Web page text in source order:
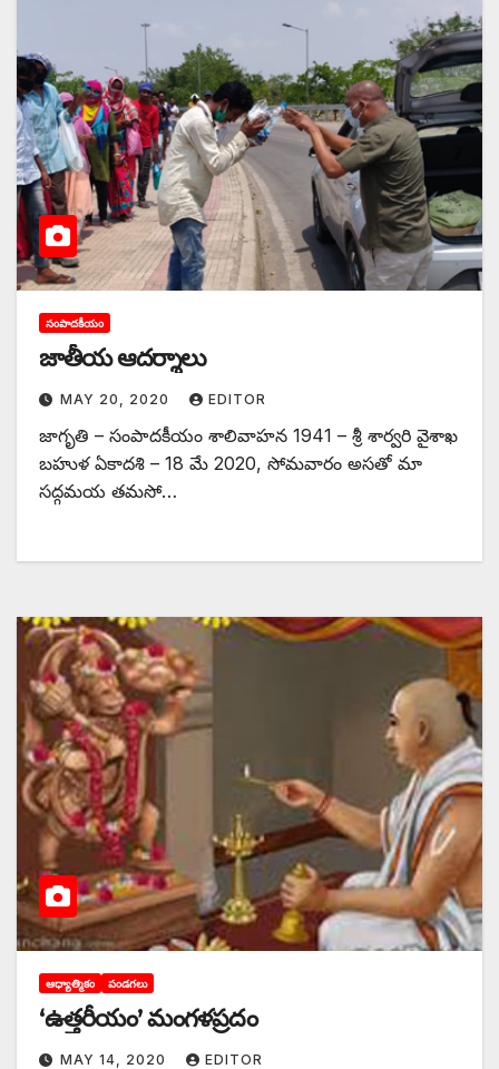
సంపాదకీయం
‌జాతీయ ఆదర్శాలు
MAY 20, 2020 EDITOR
జాగృతి – సంపాదకీయం శాలివాహన 1941 – శ్రీ శార్వరి వైశాఖ
బహుళ ఏకాదశి – 18 మే 2020, సోమవారం అసతో మా
సద్గమయ తమసో…
ఆధ్యాత్మికం పండగలు
‘ఉత్తరీయం’ మంగళప్రదం
MAY 14, 2020 EDITOR